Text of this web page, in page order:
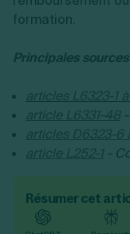
formation.
Principales
articles L6323-1
article L6331-48-
articles D6323-6
article L252-1 -
Résumer cet